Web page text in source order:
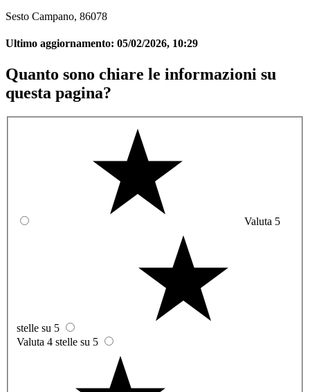
Sesto Campano, 86078
Ultimo aggiornamento: 05/02/2026, 10:29
Quanto sono chiare le informazioni su
questa pagina?
Valuta 5
stelle su 5
Valuta 4 stelle su 5